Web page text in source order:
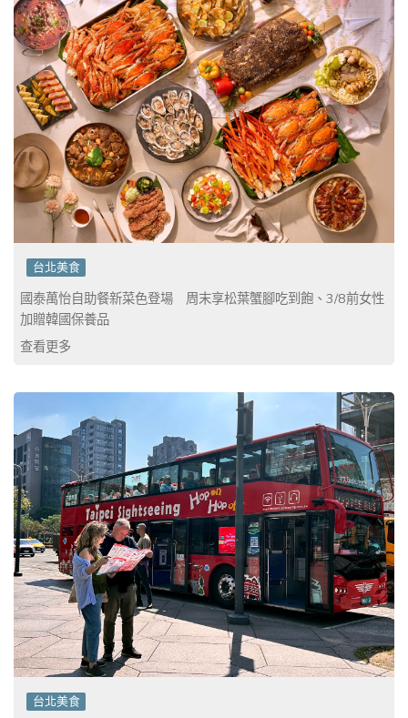
台北美食
國泰萬怡自助餐新菜色登場 周末享松葉蟹腳吃到飽、3/8前女性
加贈韓國保養品
查看更多
台北美食